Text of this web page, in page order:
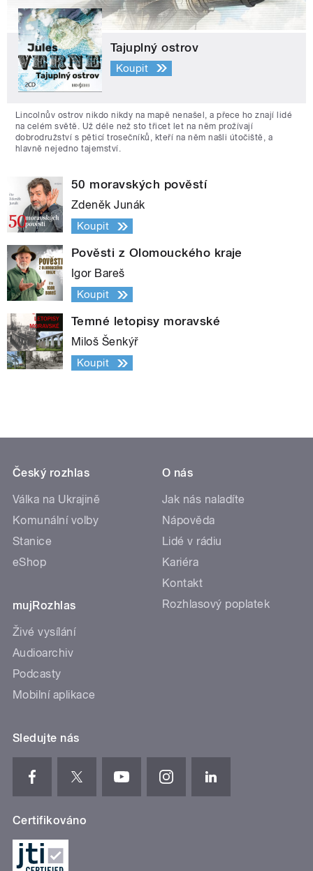
Tajuplný ostrov
Koupit
Lincolnův ostrov nikdo nikdy na mapě nenašel, a přece ho znají lidé
na celém světě. Už déle než sto třicet let na něm prožívají
dobrodružství s pěticí trosečníků, kteří na něm našli útočiště, a
hlavně nejedno tajemství.
50 moravských pověstí
Zdeněk Junák
Koupit
Pověsti z Olomouckého kraje
Igor Bareš
Koupit
Temné letopisy moravské
Miloš Šenkýř
Koupit
Český rozhlas
Válka na Ukrajině
Komunální volby
Stanice
eShop
mujRozhlas
Živé vysílání
Audioarchiv
Podcasty
Mobilní aplikace
O nás
Jak nás naladíte
Nápověda
Lidé v rádiu
Kariéra
Kontakt
Rozhlasový poplatek
Sledujte nás
Certifikováno